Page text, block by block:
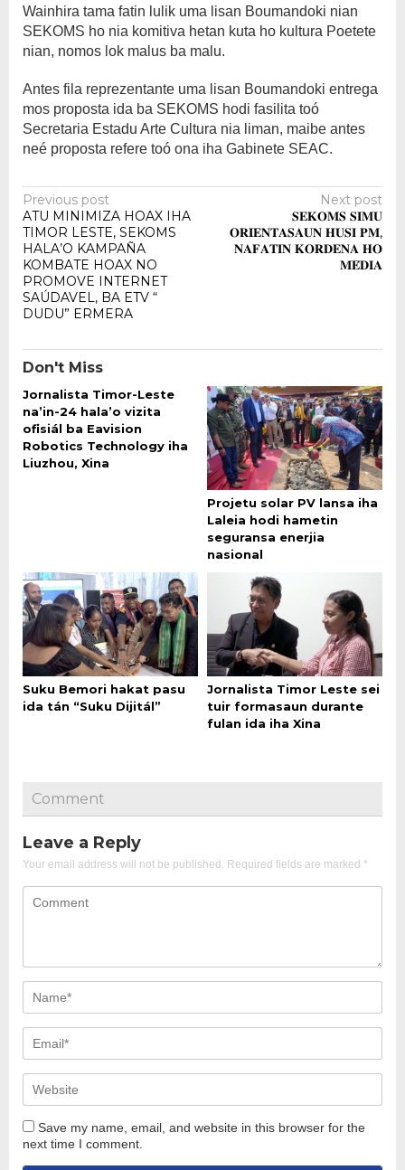
Wainhira tama fatin lulik uma lisan Boumandoki nian
SEKOMS ho nia komitiva hetan kuta ho kultura Poetete
nian, nomos lok malus ba malu.
Antes fila reprezentante uma lisan Boumandoki entrega
mos proposta ida ba SEKOMS hodi fasilita toó
Secretaria Estadu Arte Cultura nia liman, maibe antes
neé proposta refere toó ona iha Gabinete SEAC.
Post
navigation
Previous post
ATU MINIMIZA HOAX IHA
TIMOR LESTE, SEKOMS
HALA’O KAMPAÑA
KOMBATE HOAX NO
PROMOVE INTERNET
SAÚDAVEL, BA ETV “
DUDU” ERMERA
Next post
𝐒𝐄𝐊𝐎𝐌𝐒 𝐒𝐈𝐌𝐔
𝐎𝐑𝐈𝐄𝐍𝐓𝐀𝐒𝐀𝐔𝐍 𝐇𝐔𝐒𝐈 𝐏𝐌,
𝐍𝐀𝐅𝐀𝐓𝐈𝐍 𝐊𝐎𝐑𝐃𝐄𝐍𝐀 𝐇𝐎
𝐌𝐄́𝐃𝐈𝐀
Don't Miss
Jornalista Timor-Leste
na’in-24 hala’o vizita
ofisiál ba Eavision
Robotics Technology iha
Liuzhou, Xina
Projetu solar PV lansa iha
Laleia hodi hametin
seguransa enerjia
nasional
Suku Bemori hakat pasu
ida tán “Suku Dijitál”
Jornalista Timor Leste sei
tuir formasaun durante
fulan ida iha Xina
Comment
Leave a Reply
Your email address will not be published. Required fields are marked *
Save my name, email, and website in this browser for the
next time I comment.